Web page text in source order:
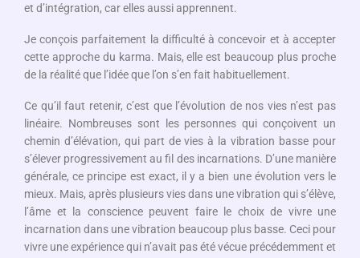
et d’intégration, car elles aussi apprennent.
Je conçois parfaitement la difficulté à concevoir et à accepter
cette approche du karma. Mais, elle est beaucoup plus proche
de la réalité que l’idée que l’on s’en fait habituellement.
Ce qu’il faut retenir, c’est que l’évolution de nos vies n’est pas
linéaire. Nombreuses sont les personnes qui conçoivent un
chemin d’élévation, qui part de vies à la vibration basse pour
s’élever progressivement au fil des incarnations. D’une manière
générale, ce principe est exact, il y a bien une évolution vers le
mieux. Mais, après plusieurs vies dans une vibration qui s’élève,
l’âme et la conscience peuvent faire le choix de vivre une
incarnation dans une vibration beaucoup plus basse. Ceci pour
vivre une expérience qui n’avait pas été vécue précédemment et